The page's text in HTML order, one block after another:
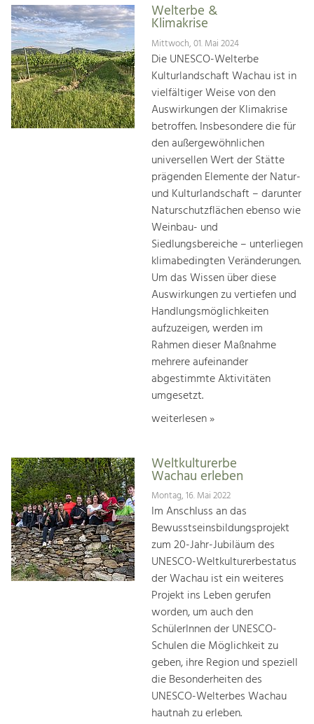
Welterbe &
Klimakrise
Mittwoch, 01. Mai 2024
Die UNESCO-Welterbe
Kulturlandschaft Wachau ist in
vielfältiger Weise von den
Auswirkungen der Klimakrise
betroffen. Insbesondere die für
den außergewöhnlichen
universellen Wert der Stätte
prägenden Elemente der Natur-
und Kulturlandschaft – darunter
Naturschutzflächen ebenso wie
Weinbau- und
Siedlungsbereiche – unterliegen
klimabedingten Veränderungen.
Um das Wissen über diese
Auswirkungen zu vertiefen und
Handlungsmöglichkeiten
aufzuzeigen, werden im
Rahmen dieser Maßnahme
mehrere aufeinander
abgestimmte Aktivitäten
umgesetzt.
weiterlesen »
Weltkulturerbe
Wachau erleben
Montag, 16. Mai 2022
Im Anschluss an das
Bewusstseinsbildungsprojekt
zum 20-Jahr-Jubiläum des
UNESCO-Weltkulturerbestatus
der Wachau ist ein weiteres
Projekt ins Leben gerufen
worden, um auch den
SchülerInnen der UNESCO-
Schulen die Möglichkeit zu
geben, ihre Region und speziell
die Besonderheiten des
UNESCO-Welterbes Wachau
hautnah zu erleben.